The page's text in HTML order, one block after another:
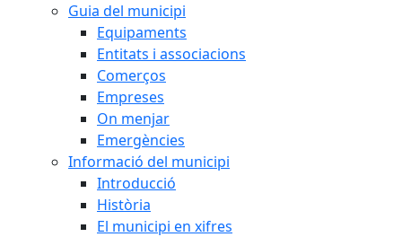
Guia del municipi
Equipaments
Entitats i associacions
Comerços
Empreses
On menjar
Emergències
Informació del municipi
Introducció
Història
El municipi en xifres